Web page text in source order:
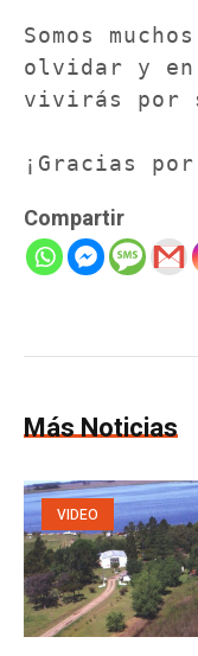
Somos
olvidar y en
vivirás por
¡Gracias
Compartir
Más Noticias
VIDEO